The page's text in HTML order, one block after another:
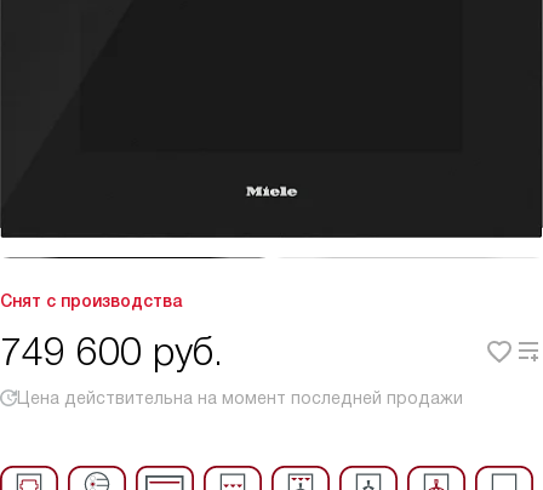
Снят с производства
749 600 руб.
Цена действительна на момент последней продажи